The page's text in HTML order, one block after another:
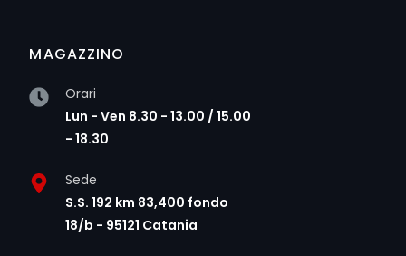
MAGAZZINO
Orari
Lun - Ven 8.30 - 13.00 / 15.00
- 18.30
Sede
S.S. 192 km 83,400 fondo
18/b - 95121 Catania